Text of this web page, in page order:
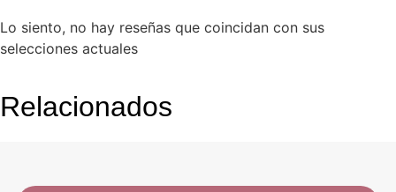
Lo siento, no hay reseñas que coincidan con sus
selecciones actuales
Relacionados